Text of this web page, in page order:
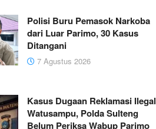
Polisi Buru Pemasok Narkoba
dari Luar Parimo, 30 Kasus
Ditangani
7 Agustus 2026
Kasus Dugaan Reklamasi Ilegal
Watusampu, Polda Sulteng
Belum Periksa Wabup Parimo